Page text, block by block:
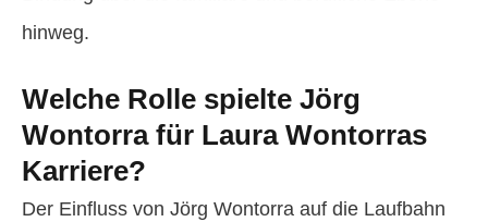
hinweg.
Welche Rolle spielte Jörg
Wontorra für Laura Wontorras
Karriere?
Der Einfluss von Jörg Wontorra auf die Laufbahn